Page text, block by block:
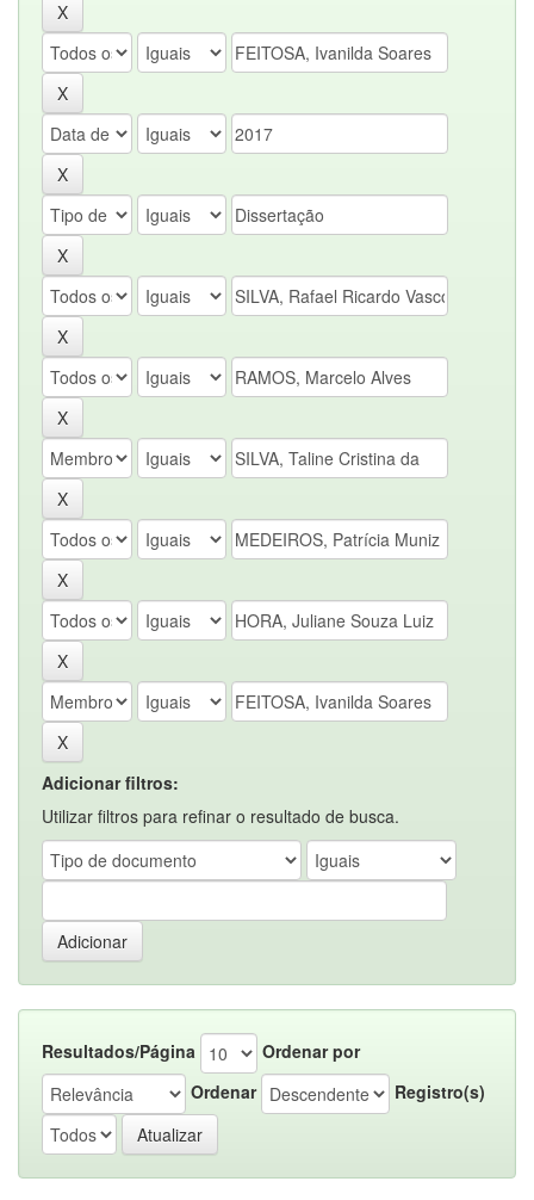
Adicionar filtros:
Utilizar filtros para refinar o resultado de busca.
Resultados/Página
Ordenar por
Ordenar
Registro(s)